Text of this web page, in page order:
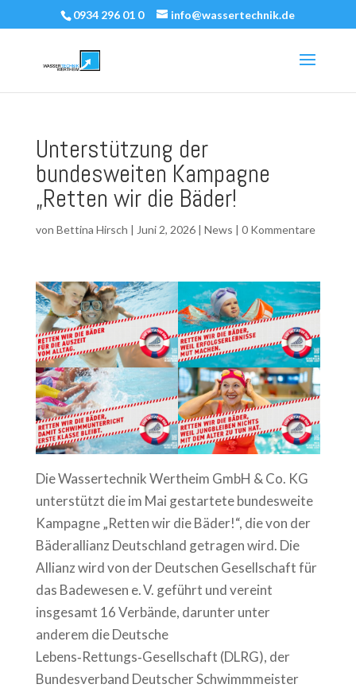
0934 296 01 0 info@wassertechnik.de
Unterstützung der
bundesweiten Kampagne
„Retten wir die Bäder!
von Bettina Hirsch | Juni 2, 2026| News | 0 Kommentare
Die Wassertechnik Wertheim GmbH & Co. KG
unterstützt die im Mai gestartete bundesweite
Kampagne „Retten wir die Bäder!“, die von der
Bäderallianz Deutschland getragen wird. Die
Allianz wird von der Deutschen Gesellschaft für
das Badewesen e. V. geführt und vereint
insgesamt 16 Verbände, darunter unter
anderem die Deutsche
Lebens‑Rettungs‑Gesellschaft (DLRG), der
Bundesverband Deutscher Schwimmmeister